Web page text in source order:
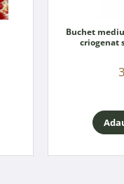
Buchet
criogenat